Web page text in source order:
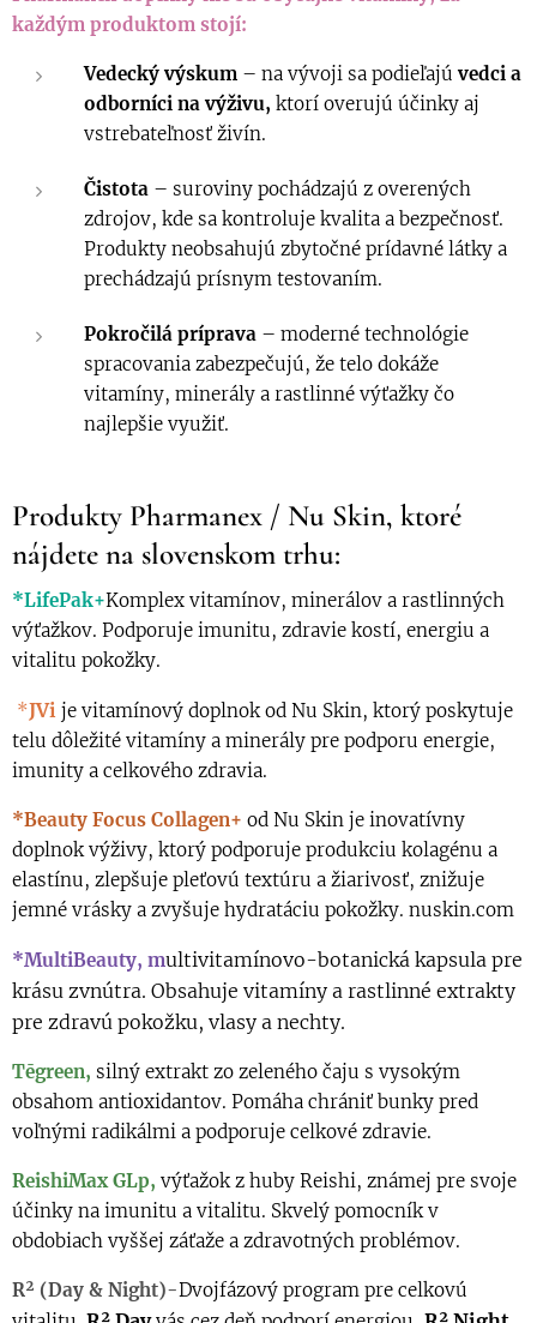
každým produktom stojí:
Vedecký výskum – na vývoji sa podieľajúvedci a
odborníci na výživu, ktorí overujú účinky aj
vstrebateľnosť živín.
Čistota – suroviny pochádzajú z overených
zdrojov, kde sa kontroluje kvalita a bezpečnosť.
Produkty neobsahujú zbytočné prídavné látky a
prechádzajú prísnym testovaním.
Pokročilá príprava – moderné technológie
spracovania zabezpečujú, že telo dokáže
vitamíny, minerály a rastlinné výťažky čo
najlepšie využiť.
Produkty Pharmanex / Nu Skin, ktoré
nájdete na slovenskom trhu:
*LifePak+Komplex vitamínov, minerálov a rastlinných
výťažkov. Podporuje imunitu, zdravie kostí, energiu a
vitalitu pokožky.
*JVi je vitamínový doplnok od Nu Skin, ktorý poskytuje
telu dôležité vitamíny a minerály pre podporu energie,
imunity a celkového zdravia.
*Beauty Focus Collagen+ od Nu Skin je inovatívny
doplnok výživy, ktorý podporuje produkciu kolagénu a
elastínu, zlepšuje pleťovú textúru a žiarivosť, znižuje
jemné vrásky a zvyšuje hydratáciu pokožky. nuskin.com
*MultiBeauty, multivitamínovo-botanická kapsula pre
krásu zvnútra. Obsahuje vitamíny a rastlinné extrakty
pre zdravú pokožku, vlasy a nechty.
Tēgreen, silný extrakt zo zeleného čaju s vysokým
obsahom antioxidantov. Pomáha chrániť bunky pred
voľnými radikálmi a podporuje celkové zdravie.
ReishiMax GLp, výťažok z huby Reishi, známej pre svoje
účinky na imunitu a vitalitu. Skvelý pomocník v
obdobiach vyššej záťaže a zdravotných problémov.
R² (Day & Night)-Dvojfázový program pre celkovú